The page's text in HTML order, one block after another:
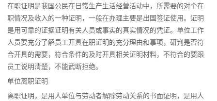
在职证明是我国公民在日常生产生活经营活动中，所需要的对个在
职情况及收入的一种证明，一般在办理主要是出国签证使用。证明
是用可靠的证据证明有关人员或事实的真实情况的凭证。单位工作
人员要充分了解员工开具在职证明的充分理由和事项，研判是否符
合开具的需要，符合条件的及时开具相关证明材料，不符合的要跟
员工说明清楚，不能武断拒绝。
单位离职证明
离职证明，是用人单位与劳动者解除劳动关系的书面证明，是用人